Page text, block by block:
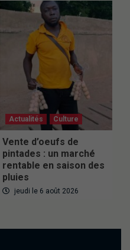
Actualités Culture
Vente d’oeufs de
pintades : un marché
rentable en saison des
pluies
jeudi le 6 août 2026